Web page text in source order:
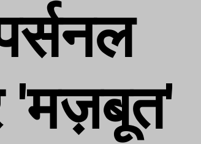
'मज़बूत'